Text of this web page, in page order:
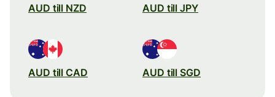
AUD till NZD AUD till JPY
AUD till CAD AUD till SGD